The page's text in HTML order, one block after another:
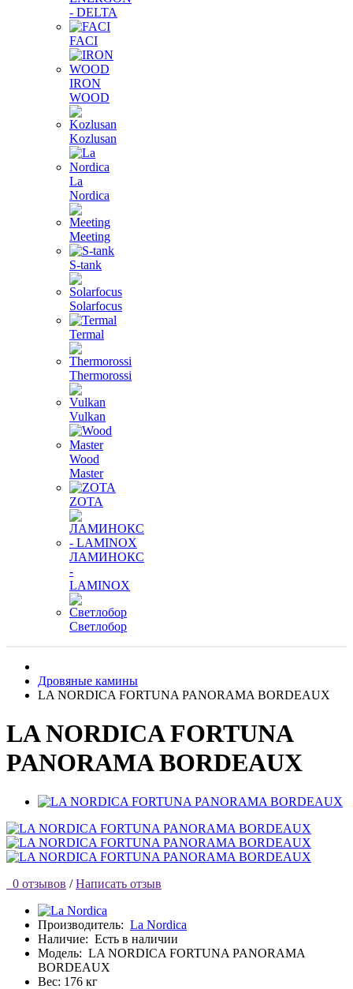
- DELTA
FACI
IRON
WOOD
Kozlusan
La
Nordica
Meeting
S-tank
Solarfocus
Termal
Thermorossi
Vulkan
Wood
Master
ZOTA
ЛАМИНОКС
-
LAMINOX
Светлобор
Дровяные камины
LA NORDICA FORTUNA PANORAMA BORDEAUX
LA NORDICA FORTUNA
PANORAMA BORDEAUX
0 отзывов / Написать отзыв
Производитель: La Nordica
Наличие: Есть в наличии
Модель: LA NORDICA FORTUNA PANORAMA
BORDEAUX
Вес: 176 кг